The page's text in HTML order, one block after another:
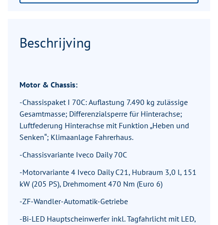
Beschrijving
Motor & Chassis:
-Chassispaket I 70C: Auflastung 7.490 kg zulässige
Gesamtmasse; Differenzialsperre für Hinterachse;
Luftfederung Hinterachse mit Funktion „Heben und
Senken“; Klimaanlage Fahrerhaus.
-Chassisvariante Iveco Daily 70C
-Motorvariante 4 Iveco Daily C21, Hubraum 3,0 l, 151
kW (205 PS), Drehmoment 470 Nm (Euro 6)
-ZF-Wandler-Automatik-Getriebe
-Bi-LED Hauptscheinwerfer inkl. Tagfahrlicht mit LED,